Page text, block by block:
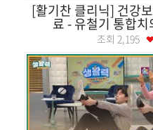
[활기찬 클리닉] 건강
료 - 유철기 통합
조회 2,195